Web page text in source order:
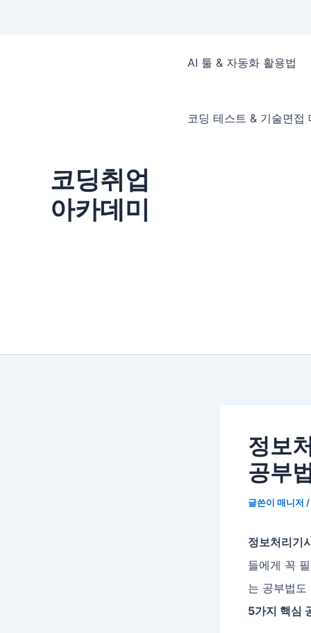
코딩취업
아카데미
AI 툴 & 자동화 활용법
코딩 테스트 & 기술면접
정보
공부
글쓴이 매니저 /
정보처리기
들에게 꼭
는 공부법
5가지 핵심